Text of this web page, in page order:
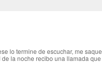
lo termine de escuchar, me
la noche recibo una llamada